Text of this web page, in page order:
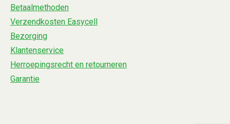
Betaalmethoden
Verzendkosten Easycell
Bezorging
Klantenservice
Herroepingsrecht en retourneren
Garantie